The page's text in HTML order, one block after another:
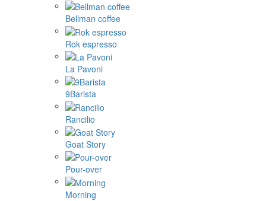
Bellman coffee
Rok espresso
La Pavoni
9Barista
Rancilio
Goat Story
Pour-over
Morning